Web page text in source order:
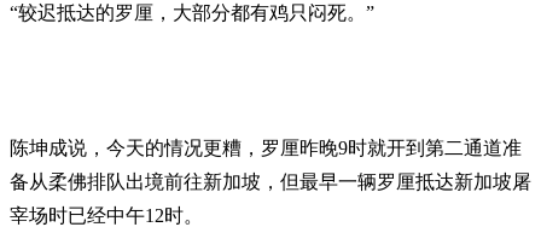
“较迟抵达的罗厘，大部分都有鸡只闷死。”
陈坤成说，今天的情况更糟，罗厘昨晚9时就开到第二通道准
备从柔佛排队出境前往新加坡，但最早一辆罗厘抵达新加坡屠
宰场时已经中午12时。